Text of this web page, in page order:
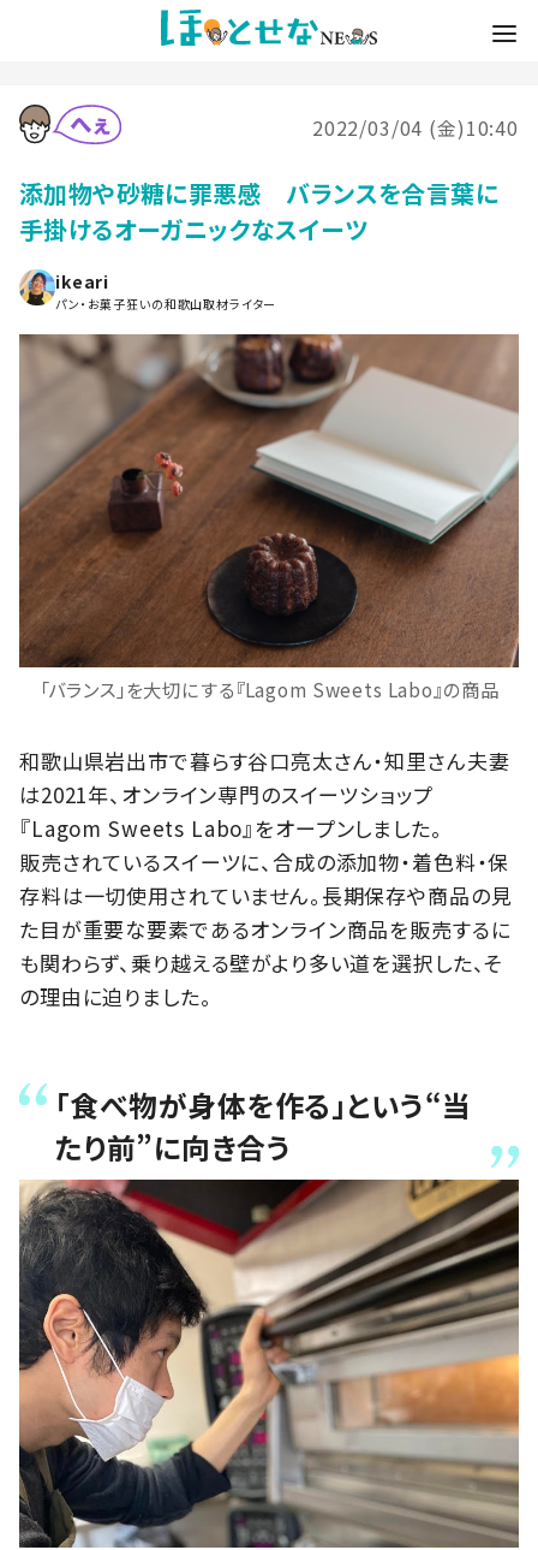
2022/03/04 (金)10:40
添加物や砂糖に罪悪感 バランスを合言葉に
手掛けるオーガニックなスイーツ
ikeari
パン・お菓子狂いの和歌山取材ライター
「バランス」を大切にする『Lagom Sweets Labo』の商品
和歌山県岩出市で暮らす谷口亮太さん・知里さん夫妻
は2021年、オンライン専門のスイーツショップ
『Lagom Sweets Labo』をオープンしました。
販売されているスイーツに、合成の添加物・着色料・保
存料は一切使用されていません。長期保存や商品の見
た目が重要な要素であるオンライン商品を販売するに
も関わらず、乗り越える壁がより多い道を選択した、そ
の理由に迫りました。
「食べ物が身体を作る」という“当
たり前”に向き合う